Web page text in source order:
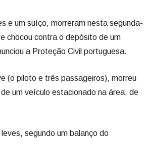
e um suíço, morreram nesta segunda-
chocou contra o depósito de um
a Proteção Civil portuguesa.
(o piloto e três passageiros), morreu
um veículo estacionado na área, de
segundo um balanço do